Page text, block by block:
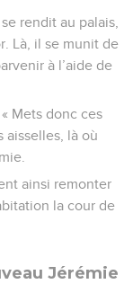
rendit au palais,
Là, il se munit de
à l’aide de
Mets donc ces
aisselles, là où
ainsi remonter
la cour de
Jérémie